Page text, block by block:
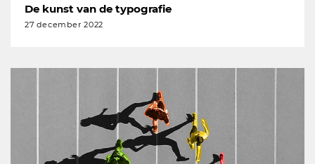
De kunst van de typografie
27 december 2022